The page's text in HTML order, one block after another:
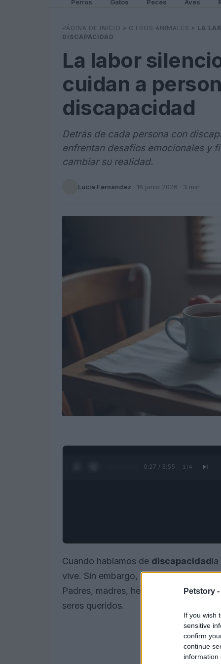
Petstory -
If you wish
sensitive
confirm
continue
information
Perros Gatos Peces Aves
PÁGINA DE INICIO » OTROS ANIMALES » LA
DISCAPACIDAD
La labor
cuidan a
discapacidad
Detrás de cada persona con
enfrentan desafíos emocionales y
cambiar su realidad.
Lucía Fernández · 16 junio 2026 · 3 min
0:28 / 3:55 1 /4
Cuando hablamos de discapacidadla
vive. Sin embargo, hay un grupo que
Padres, madres, hermanos y
seres queridos.